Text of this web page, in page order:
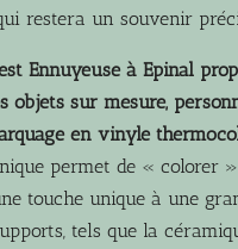
restera un souvenir
Ennuyeuse à Epinal
objets sur mesure,
en vinyle
permet de « colorer
touche unique à une
tels que la